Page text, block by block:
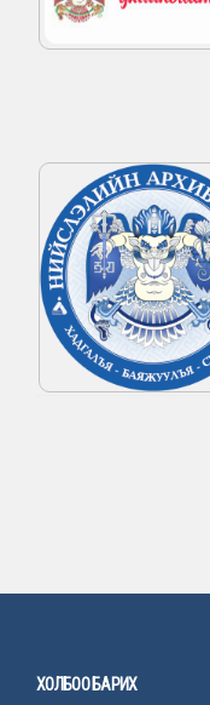
ХОЛБОО БАРИХ